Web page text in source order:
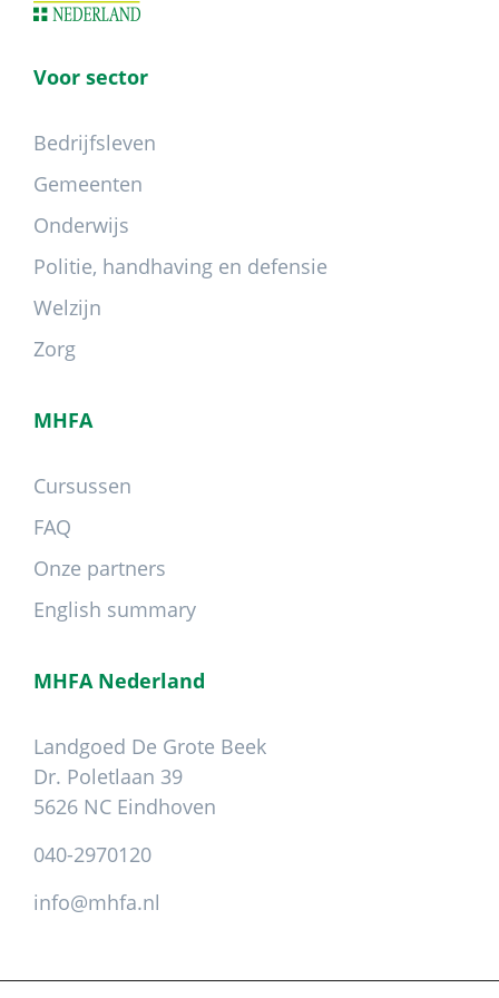
Voor sector
Bedrijfsleven
Gemeenten
Onderwijs
Politie, handhaving en defensie
Welzijn
Zorg
MHFA
Cursussen
FAQ
Onze partners
English summary
MHFA Nederland
Landgoed De Grote Beek
Dr. Poletlaan 39
5626 NC Eindhoven
040-2970120
info@mhfa.nl